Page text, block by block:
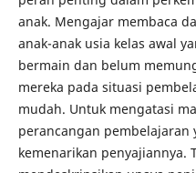
anak. Mengajar membaca
anak-anak usia kelas awal
bermain dan belum
mereka pada situasi
mudah. Untuk mengatasi
perancangan
kemenarikan penyajiannya.